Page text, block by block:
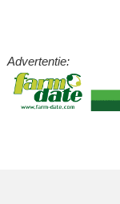
Advertentie: